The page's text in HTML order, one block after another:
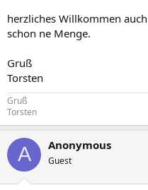
herzliches Willkommen
schon ne Menge.
Gruß
Torsten
Gruß
Torsten
A Anonymous
Guest